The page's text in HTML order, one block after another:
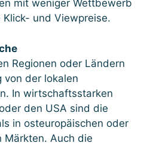
mit weniger Wettbewerb
und Viewpreise.
Regionen oder Ländern
der lokalen
In wirtschaftsstarken
den USA sind die
in osteuropäischen oder
Märkten. Auch die